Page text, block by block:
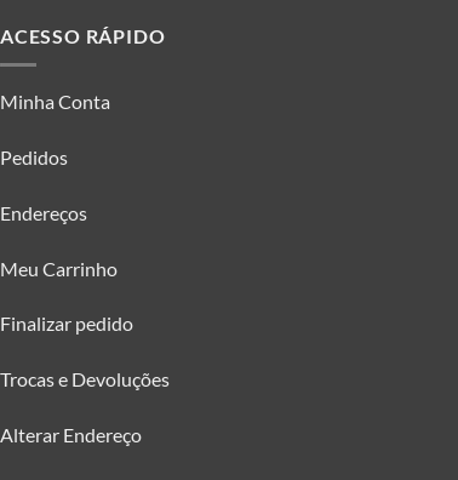
ACESSO RÁPIDO
Minha Conta
Pedidos
Endereços
Meu Carrinho
Finalizar pedido
Trocas e Devoluções
Alterar Endereço